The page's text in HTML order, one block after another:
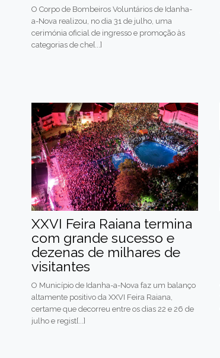
O Corpo de Bombeiros Voluntários de Idanha-
a-Nova realizou, no dia 31 de julho, uma
cerimónia oficial de ingresso e promoção às
categorias de che[...]
XXVI Feira Raiana termina
com grande sucesso e
dezenas de milhares de
visitantes
O Município de Idanha-a-Nova faz um balanço
altamente positivo da XXVI Feira Raiana,
certame que decorreu entre os dias 22 e 26 de
julho e regist[...]